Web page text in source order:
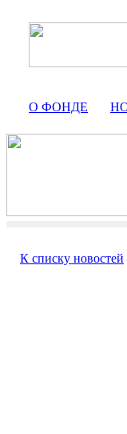
О ФОНДЕ
К списку новостей